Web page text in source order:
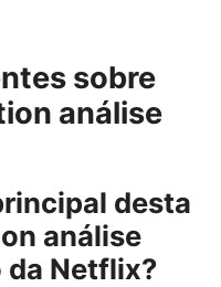
sobre
análise
desta
análise
da Netflix?